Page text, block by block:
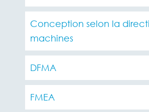
Conception selon la
machines
DFMA
FMEA